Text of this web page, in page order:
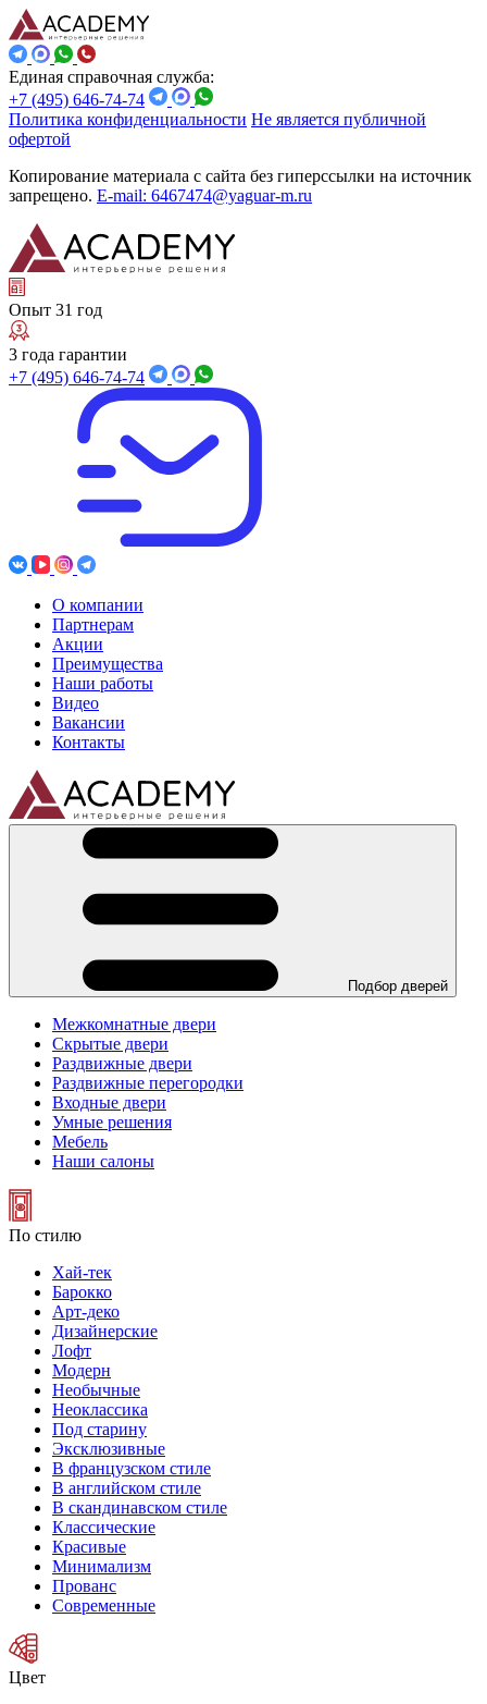
Единая справочная служба:
+7 (495) 646-74-74
Политика конфиденциальности Не является публичной
офертой
Копирование материала с сайта без гиперссылки на источник
запрещено. E-mail: 6467474@yaguar-m.ru
Опыт 31 год
3 года гарантии
+7 (495) 646-74-74
О компании
Партнерам
Акции
Преимущества
Наши работы
Видео
Вакансии
Контакты
Подбор дверей
Межкомнатные двери
Скрытые двери
Раздвижные двери
Раздвижные перегородки
Входные двери
Умные решения
Мебель
Наши салоны
По стилю
Хай-тек
Барокко
Арт-деко
Дизайнерские
Лофт
Модерн
Необычные
Неоклассика
Под старину
Эксклюзивные
В французском стиле
В английском стиле
В скандинавском стиле
Классические
Красивые
Минимализм
Прованс
Современные
Цвет